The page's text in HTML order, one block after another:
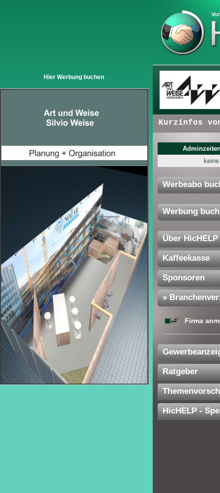
Hier Werbung buchen
+ + +Hier erscheinen: Kurzinfos von
keine
Werbeabo
Werbung
Über HicHELP
Kaffeekasse
Sponsoren
»
Firma
Ratgeber
HicHELP -